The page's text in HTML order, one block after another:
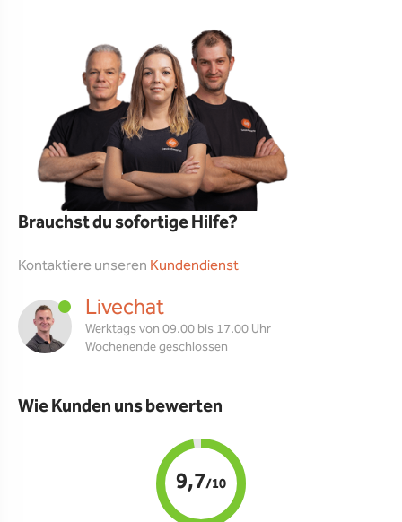
Brauchst du sofortige Hilfe?
Kontaktiere unseren Kundendienst
Livechat
Werktags von 09.00 bis 17.00 Uhr
Wochenende geschlossen
Wie Kunden uns bewerten
9,7/10